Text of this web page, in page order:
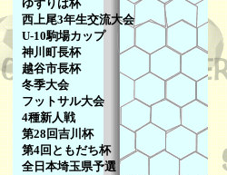
ゆずりは杯
西上尾3年生交流大会
U-10駒場カップ
神川町長杯
越谷市長杯
冬季大会
フットサル大会
4種新人戦
第28回吉川杯
第4回ともだち杯
全日本埼玉県予選